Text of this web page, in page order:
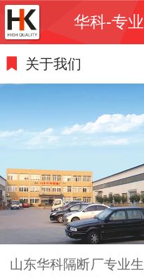
华科-专
关于我们
山东华科隔断厂专业